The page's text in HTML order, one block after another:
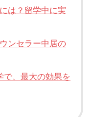
は？留学中に実
ンセラー中居の
で、最大の効果を